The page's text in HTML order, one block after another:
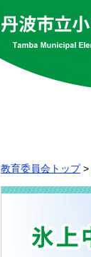
教育委員会トップ >